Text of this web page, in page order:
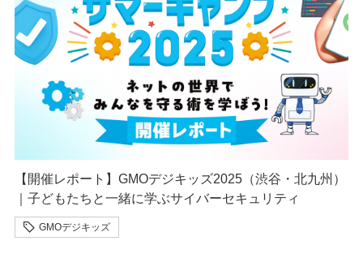
【開催レポート】GMOデジキッズ2025（渋谷・北九州）
｜子どもたちと一緒に学ぶサイバーセキュリティ
GMOデジキッズ